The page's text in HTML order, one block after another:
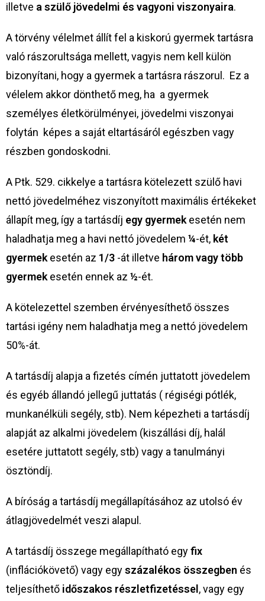
illetve a szülő jövedelmi és vagyoni viszonyaira.
A törvény vélelmet állít fel a kiskorú gyermek tartásra
való rászorultsága mellett, vagyis nem kell külön
bizonyítani, hogy a gyermek a tartásra rászorul. Ez a
vélelem akkor dönthető meg, ha a gyermek
személyes életkörülményei, jövedelmi viszonyai
folytán képes a saját eltartásáról egészben vagy
részben gondoskodni.
A Ptk. 529. cikkelye a tartásra kötelezett szülő havi
nettó jövedelméhez viszonyított maximális értékeket
állapít meg, így a tartásdíj egy gyermek esetén nem
haladhatja meg a havi nettó jövedelem ¼-ét, két
gyermek esetén az 1/3 -át illetve három vagy több
gyermek esetén ennek az ½-ét.
A kötelezettel szemben érvényesíthető összes
tartási igény nem haladhatja meg a nettó jövedelem
50%-át.
A tartásdíj alapja a fizetés címén juttatott jövedelem
és egyéb állandó jellegű juttatás ( régiségi pótlék,
munkanélküli segély, stb). Nem képezheti a tartásdíj
alapját az alkalmi jövedelem (kiszállási díj, halál
esetére juttatott segély, stb) vagy a tanulmányi
ösztöndíj.
A bíróság a tartásdíj megállapításához az utolsó év
átlagjövedelmét veszi alapul.
A tartásdíj összege megállapítható egyfix
(inflációkövető) vagy egyszázalékos összegben és
teljesíthető időszakos részletfizetéssel , vagy egy